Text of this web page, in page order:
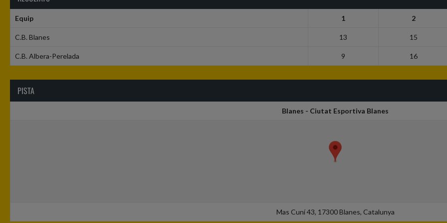
Equip 1 2
C.B. Blanes 13 15
C.B. Albera-Perelada 9 16
PISTA
Blanes - Ciutat Esportiva Blanes
Mas Cuní 43, 17300 Blanes, Catalunya